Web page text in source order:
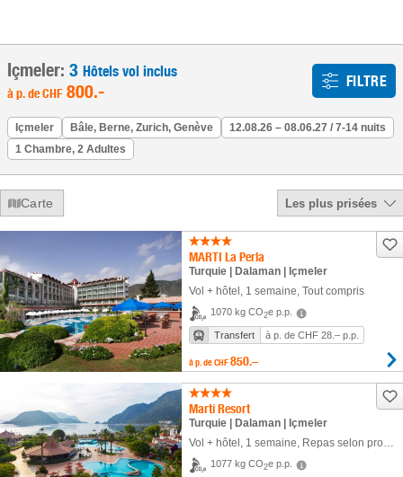
Içmeler: 3 Hôtels vol inclus
à p. deCHF 800.- FILTRE
Içmeler Bâle, Berne, Zurich, Genève
12.08.26 – 08.06.27 / 7-14 nuits
1 Chambre, 2 Adultes
Carte Les plus prisées
MARTI La Perla
Turquie | Dalaman | Içmeler
Vol + hôtel , 1 semaine, Tout compris
1070 kg CO2e p.p.
Transfert à p. de CHF 28.– p.p.
à p. de CHF 850.–
Marti Resort
Turquie | Dalaman | Içmeler
Vol + hôtel , 1 semaine, Repas selon programme
1077 kg CO2e p.p.